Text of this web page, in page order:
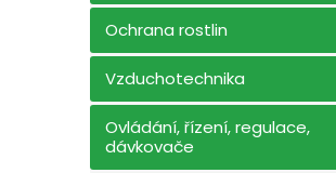
l
Ochrana rostlin
Vzduchotechnika
Ovládání, řízení, regulace,
dávkovače